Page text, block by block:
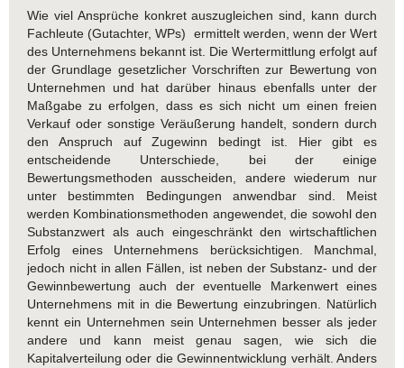
Wie viel Ansprüche konkret auszugleichen sind, kann durch
Fachleute (Gutachter, WPs) ermittelt werden, wenn der Wert
des Unternehmens bekannt ist. Die Wertermittlung erfolgt auf
der Grundlage gesetzlicher Vorschriften zur Bewertung von
Unternehmen und hat darüber hinaus ebenfalls unter der
Maßgabe zu erfolgen, dass es sich nicht um einen freien
Verkauf oder sonstige Veräußerung handelt, sondern durch
den Anspruch auf Zugewinn bedingt ist. Hier gibt es
entscheidende Unterschiede, bei der einige
Bewertungsmethoden ausscheiden, andere wiederum nur
unter bestimmten Bedingungen anwendbar sind. Meist
werden Kombinationsmethoden angewendet, die sowohl den
Substanzwert als auch eingeschränkt den wirtschaftlichen
Erfolg eines Unternehmens berücksichtigen. Manchmal,
jedoch nicht in allen Fällen, ist neben der Substanz- und der
Gewinnbewertung auch der eventuelle Markenwert eines
Unternehmens mit in die Bewertung einzubringen. Natürlich
kennt ein Unternehmen sein Unternehmen besser als jeder
andere und kann meist genau sagen, wie sich die
Kapitalverteilung oder die Gewinnentwicklung verhält. Anders